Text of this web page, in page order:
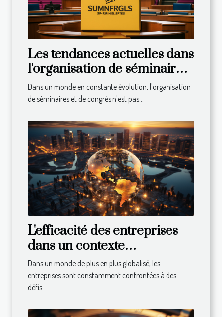
Les tendances actuelles dans
l'organisation de séminaires
et congrès
Dans un monde en constante évolution, l'organisation
de séminaires et de congrès n'est pas...
L'efficacité des entreprises
dans un contexte
international : défis et
solutions
Dans un monde de plus en plus globalisé, les
entreprises sont constamment confrontées à des
défis...